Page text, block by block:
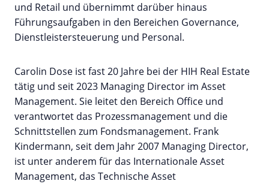
und Retail und übernimmt darüber hinaus
Führungsaufgaben in den Bereichen Governance,
Dienstleistersteuerung und Personal.
Carolin Dose ist fast 20 Jahre bei der HIH Real Estate
tätig und seit 2023 Managing Director im Asset
Management. Sie leitet den Bereich Office und
verantwortet das Prozessmanagement und die
Schnittstellen zum Fondsmanagement. Frank
Kindermann, seit dem Jahr 2007 Managing Director,
ist unter anderem für das Internationale Asset
Management, das Technische Asset